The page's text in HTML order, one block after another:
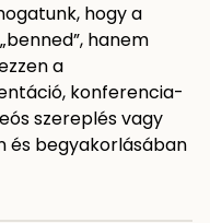
hogy a
hanem
a
konferencia-
szereplés vagy
és begyakorlásában